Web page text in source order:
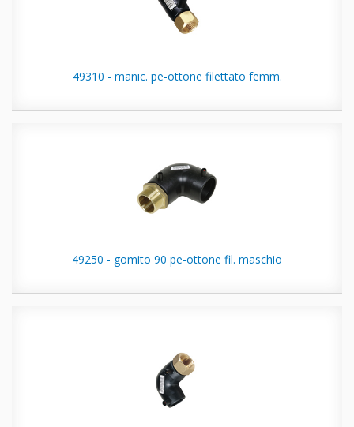
49310 - manic. pe-ottone filettato femm.
49250 - gomito 90 pe-ottone fil. maschio